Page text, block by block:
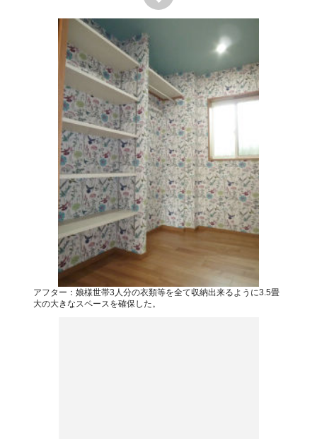
アフター：娘様世帯3人分の衣類等を全て収納出来るように3.5畳
大の大きなスペースを確保した。